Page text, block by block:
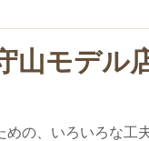
山モデル
の、いろいろな工